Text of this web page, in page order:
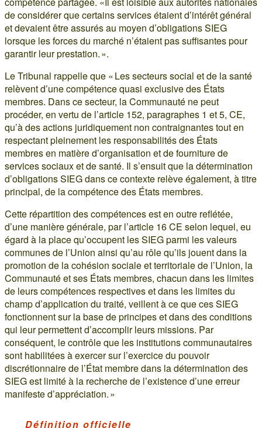
de considérer que certains services étaient d’intérêt général
et devaient être assurés au moyen d’obligations SIEG
lorsque les forces du marché n’étaient pas suffisantes pour
garantir leur prestation. ».
Le Tribunal rappelle que « Les secteurs social et de la santé
relèvent d’une compétence quasi exclusive des États
membres. Dans ce secteur, la Communauté ne peut
procéder, en vertu de l’article 152, paragraphes 1 et 5, CE,
qu’à des actions juridiquement non contraignantes tout en
respectant pleinement les responsabilités des États
membres en matière d’organisation et de fourniture de
services sociaux et de santé. Il s’ensuit que la détermination
d’obligations SIEG dans ce contexte relève également, à titre
principal, de la compétence des États membres.
Cette répartition des compétences est en outre reflétée,
d’une manière générale, par l’article 16 CE selon lequel, eu
égard à la place qu’occupent les SIEG parmi les valeurs
communes de l’Union ainsi qu’au rôle qu’ils jouent dans la
promotion de la cohésion sociale et territoriale de l’Union, la
Communauté et ses États membres, chacun dans les limites
de leurs compétences respectives et dans les limites du
champ d’application du traité, veillent à ce que ces SIEG
fonctionnent sur la base de principes et dans des conditions
qui leur permettent d’accomplir leurs missions. Par
conséquent, le contrôle que les institutions communautaires
sont habilitées à exercer sur l’exercice du pouvoir
discrétionnaire de l’État membre dans la détermination des
SIEG est limité à la recherche de l’existence d’une erreur
manifeste d’appréciation. »
Définition officielle